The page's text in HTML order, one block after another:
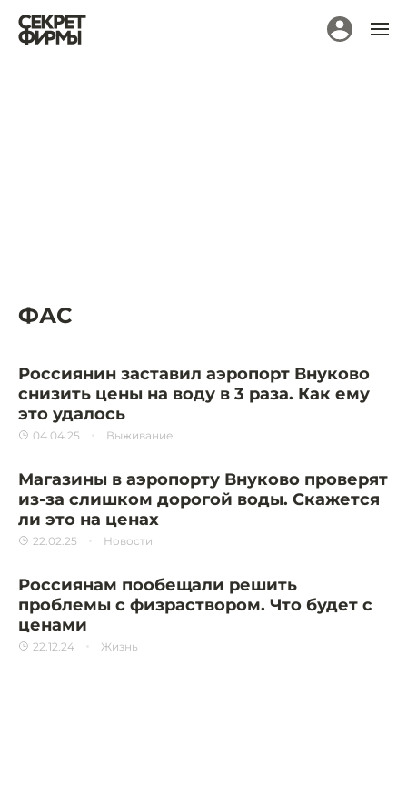
ФАС
Россиянин заставил аэропорт Внуково
снизить цены на воду в 3 раза. Как ему
это удалось
04.04.25 Выживание
Магазины в аэропорту Внуково проверят
из-за слишком дорогой воды. Скажется
ли это на ценах
22.02.25 Новости
Россиянам пообещали решить
проблемы с физраствором. Что будет с
ценами
22.12.24 Жизнь